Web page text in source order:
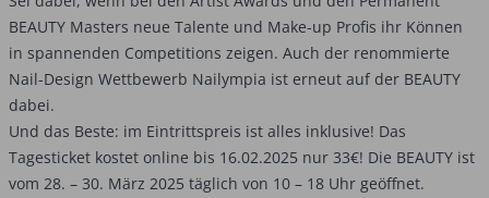
BEAUTY Masters neue Talente und Make-up Profis ihr Können
in spannenden Competitions zeigen. Auch der renommierte
Nail-Design Wettbewerb Nailympia ist erneut auf der BEAUTY
dabei.
Und das Beste: im Eintrittspreis ist alles inklusive! Das
Tagesticket kostet online bis 16.02.2025 nur 33€! Die BEAUTY ist
vom 28. – 30. März 2025 täglich von 10 – 18 Uhr geöffnet.